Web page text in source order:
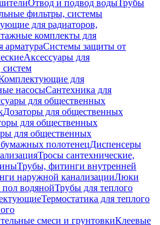
Отвод и подвод водыТрубы
фильтры, системы
для радиаторов,
комплекты для
арматураСистемы защиты от
Аксессуары для
систем
для
насосыСантехника для
для общественных
Дозаторы для общественных
для общественных
для общественных
полотенецДиспенсеры
Тросы сантехнические,
Трубы, фитинги внутренней
наружной канализацииЛюки
водянойТрубы для теплого
Термостатика для теплого
смеси и грунтовкиКлеевые